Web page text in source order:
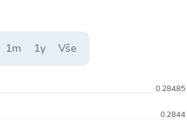
1m 1y Vše
0.2844
0.28485